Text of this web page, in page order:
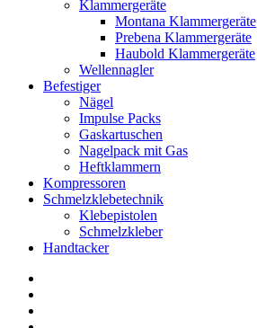
Klammergeräte
Montana Klammergeräte
Prebena Klammergeräte
Haubold Klammergeräte
Wellennagler
Befestiger
Nägel
Impulse Packs
Gaskartuschen
Nagelpack mit Gas
Heftklammern
Kompressoren
Schmelzklebetechnik
Klebepistolen
Schmelzkleber
Handtacker